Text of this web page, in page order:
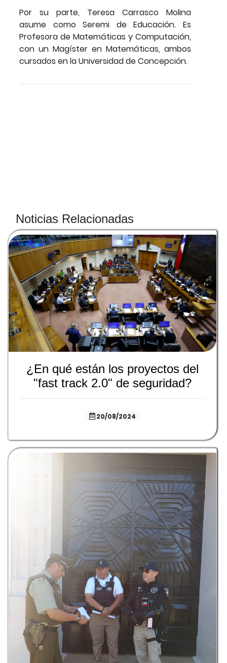
Por su parte, Teresa Carrasco Molina
asume como Seremi de Educación. Es
Profesora de Matemáticas y Computación,
con un Magíster en Matemáticas, ambos
cursados en la Universidad de Concepción.
Noticias Relacionadas
¿En qué están los proyectos del
"fast track 2.0" de seguridad?
20/08/2024